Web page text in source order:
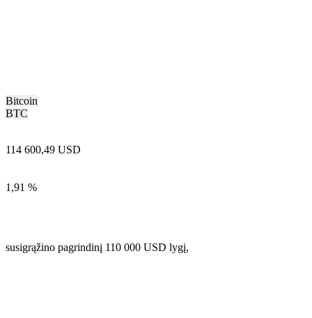
Bitcoin
BTC
114 600,49 USD
1,91 %
susigrąžino pagrindinį 110 000 USD lygį,